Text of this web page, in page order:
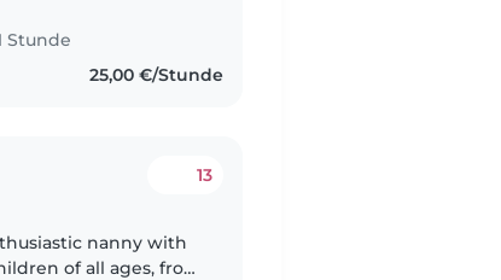
Stunde
25,00 €/Stunde
13
nanny with
of all ages, from